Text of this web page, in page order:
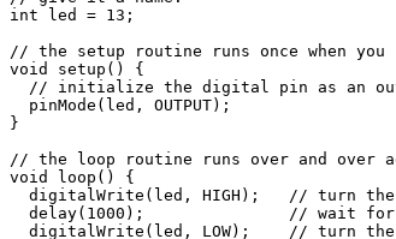
int led = 13;
// the setup routine runs once when you
void setup() {
// initialize the digital pin as an
  pinMode(led, OUTPUT);
}
// the loop routine runs over and over
void loop() {
digitalWrite(led, HIGH);   // turn
delay(1000);               // wait
digitalWrite(led, LOW);    // turn